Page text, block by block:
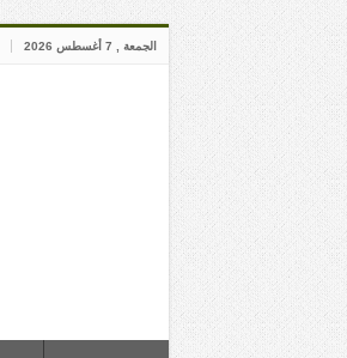
الجمعة , 7 أغسطس 2026